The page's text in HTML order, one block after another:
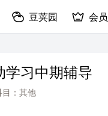
豆荚园 会员
学习中期辅导
目：其他